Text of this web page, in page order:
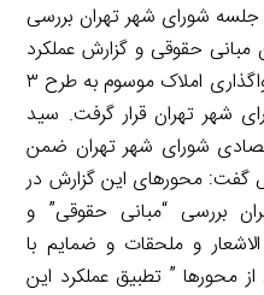
شورای شهر تهران بررسی
حقوقی و گزارش عملکرد
«قراردادهای شرکت رسا تجارت و واگذاری املاک موسوم به طرح ۳
شهر تهران قرار گرفت. سید
شورای شهر تهران ضمن
گفت: محورهای این گزارش در
بررسی “مبانی حقوقی” و
و ملحقات و ضمایم با
که یکی از محورها ” تطبیق عملکرد این